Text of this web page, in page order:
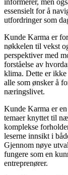
essensielt for å
utfordringer som
Kunde Karma er
nøkkelen til vekst
perspektiver med
forståelse av
klima. Dette er
alle som ønsker å
næringslivet.
Kunde Karma er
temaer knyttet til
komplekse
leserne innsikt i
Gjennom nøye
fungere som en
entreprenører.